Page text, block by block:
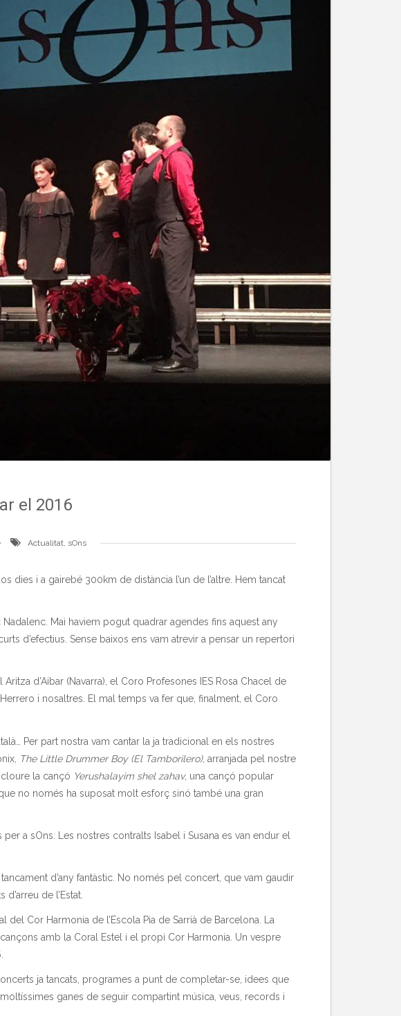
el 2016
Actualitat, sOns
dies i a gairebé 300km de distància l’un de l’altre. Hem tancat
Mai haviem pogut quadrar agendes fins aquest any
d’efectius. Sense baixos ens vam atrevir a pensar un repertori
d’Aibar (Navarra), el Coro Profesones IES Rosa Chacel de
i nosaltres. El mal temps va fer que, finalment, el Coro
Per part nostra vam cantar la ja tradicional en els nostres
The Little Drummer Boy (El Tamborilero), arranjada pel nostre
la cançó Yerushalayim shel zahav, una cançó popular
no només ha suposat molt esforç sinó també una gran
a sOns. Les nostres contralts Isabel i Susana es van endur el
d’any fantàstic. No només pel concert, que vam gaudir
de l’Estat.
Cor Harmonia de l’Escola Pia de Sarrià de Barcelona. La
amb la Coral Estel i el propi Cor Harmonia. Un vespre
ja tancats, programes a punt de completar-se, idees que
ganes de seguir compartint música, veus, records i